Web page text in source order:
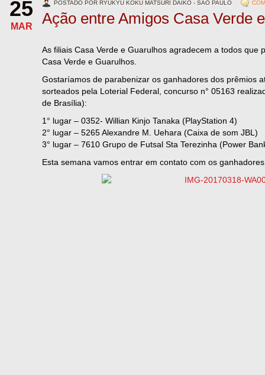
25
MAR
POSTADO POR RYUKYU KOKU MATSURI DAIKO - SÃO PAULO
Ação entre Amigos Casa Verde
As filiais Casa Verde e Guarulhos agradecem a todos que
Casa Verde e Guarulhos.
Gostaríamos de parabenizar os ganhadores dos prêmios
sorteados pela Loterial Federal, concurso n° 05163
de Brasília):
1° lugar – 0352- Willian Kinjo Tanaka (PlayStation 4)
2° lugar – 5265 Alexandre M. Uehara (Caixa de som JBL)
3° lugar – 7610 Grupo de Futsal Sta Terezinha (Power
Esta semana vamos entrar em contato com os